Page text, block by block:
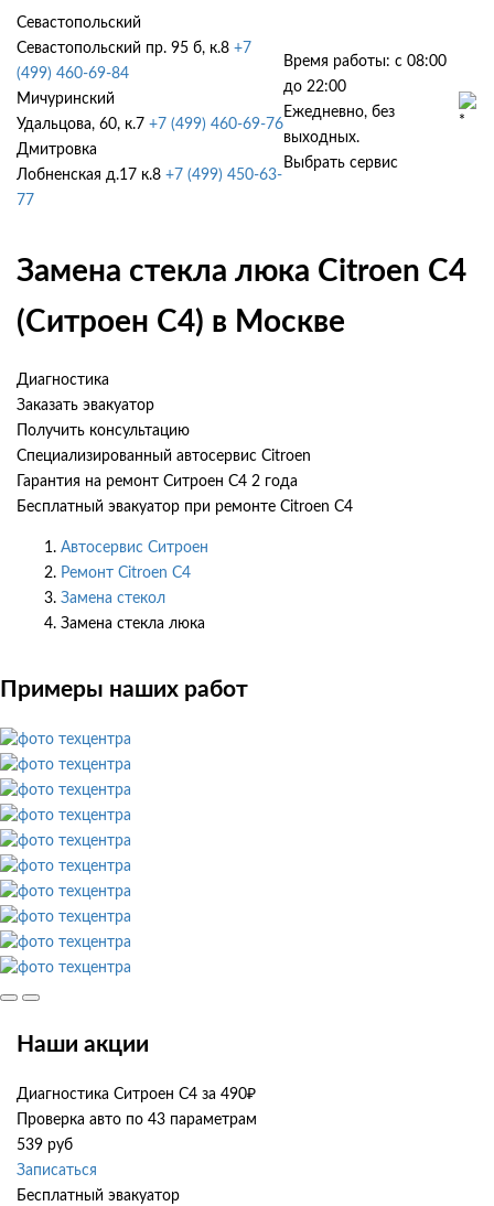
Севастопольский
Севастопольский пр. 95 б, к.8 +7
(499) 460-69-84
Мичуринский
Удальцова, 60, к.7 +7 (499) 460-69-76
Дмитровка
Лобненская д.17 к.8 +7 (499) 450-63-
77
Время работы: с 08:00
до 22:00
Ежедневно, без
выходных.
Выбрать сервис
Замена стекла люка Citroen C4
(Ситроен С4) в Москве
Диагностика
Заказать эвакуатор
Получить консультацию
Специализированный автосервис Citroen
Гарантия на ремонт Ситроен С4 2 года
Бесплатный эвакуатор при ремонте Citroen C4
Автосервис Ситроен
Ремонт Citroen C4
Замена стекол
Замена стекла люка
Примеры наших работ
Наши акции
Диагностика Ситроен С4 за 490₽
Проверка авто по 43 параметрам
539 руб
Записаться
Бесплатный эвакуатор